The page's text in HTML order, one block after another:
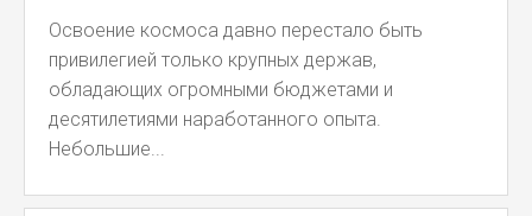
Освоение космоса давно перестало быть
привилегией только крупных держав,
обладающих огромными бюджетами и
десятилетиями наработанного опыта.
Небольшие...